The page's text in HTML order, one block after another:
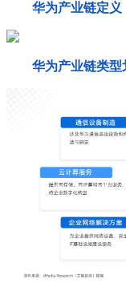
华为产业链定义
华为产业链类型